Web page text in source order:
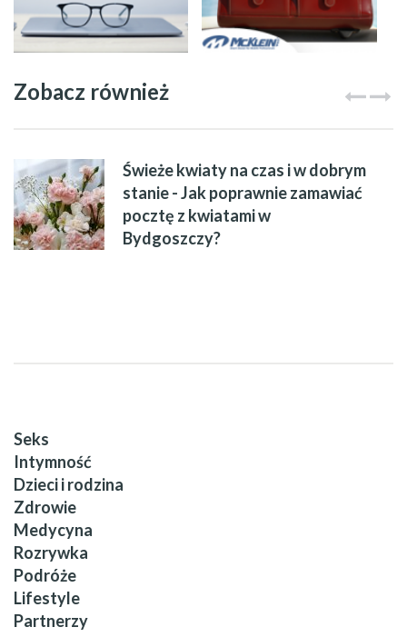
Zobacz również
Świeże kwiaty na czas i w dobrym
stanie - Jak poprawnie zamawiać
pocztę z kwiatami w
Bydgoszczy?
Seks
Intymność
Dzieci i rodzina
Zdrowie
Medycyna
Rozrywka
Podróże
Lifestyle
Partnerzy